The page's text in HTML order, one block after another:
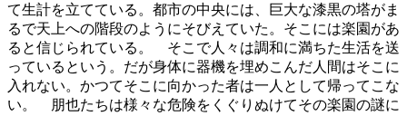
て生計を立てている。都市の中央には、巨大な漆黒の塔がま
るで天上への階段のようにそびえていた。そこには楽園があ
ると信じられている。 そこで人々は調和に満ちた生活を送
っているという。だが身体に器機を埋めこんだ人間はそこに
入れない。かつてそこに向かった者は一人として帰ってこな
い。 朋也たちは様々な危険をくぐりぬけてその楽園の謎に